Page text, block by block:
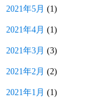
2021年5月 (1)
2021年4月 (1)
2021年3月 (3)
2021年2月 (2)
2021年1月 (1)